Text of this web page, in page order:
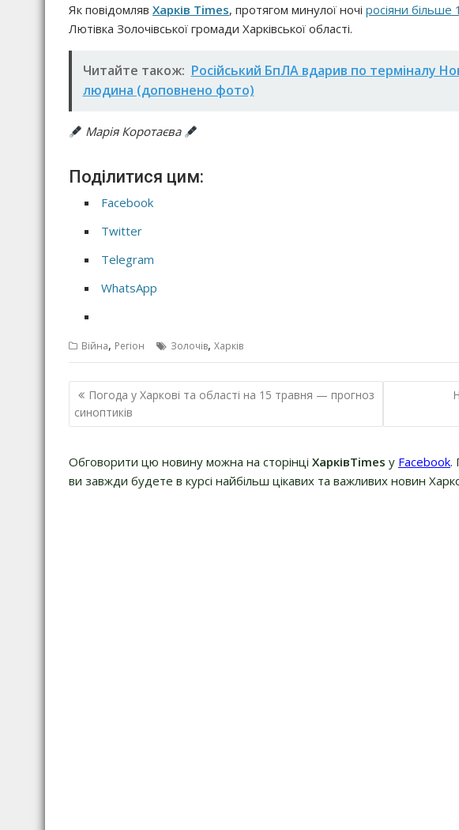
Як повідомляв Харків Times, протягом минулої ночі росіяни більше
Лютівка Золочівської громади Харківської області.
Читайте також: Російський БпЛА вдарив по терміналу
людина (доповнено фото)
Марія Коротаєва
Поділитися цим:
Facebook
Twitter
Telegram
WhatsApp
Війна, Регіон Золочів, Харків
Н
а
і
г
Погода у Харкові та області на 15 травня — прогноз
синоптиків
Обговорити цю новину можна на сторінці ХарківTimes у Facebook.
ви завжди будете в курсі найбільш цікавих та важливих новин